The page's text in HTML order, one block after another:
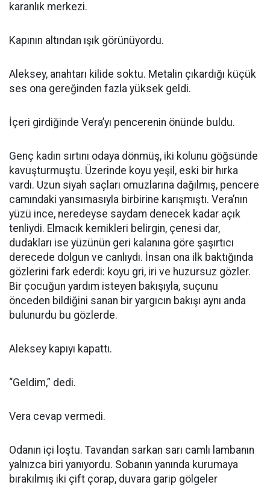
karanlık merkezi.
Kapının altından ışık görünüyordu.
Aleksey, anahtarı kilide soktu. Metalin çıkardığı küçük
ses ona gereğinden fazla yüksek geldi.
İçeri girdiğinde Vera’yı pencerenin önünde buldu.
Genç kadın sırtını odaya dönmüş, iki kolunu göğsünde
kavuşturmuştu. Üzerinde koyu yeşil, eski bir hırka
vardı. Uzun siyah saçları omuzlarına dağılmış, pencere
camındaki yansımasıyla birbirine karışmıştı. Vera’nın
yüzü ince, neredeyse saydam denecek kadar açık
tenliydi. Elmacık kemikleri belirgin, çenesi dar,
dudakları ise yüzünün geri kalanına göre şaşırtıcı
derecede dolgun ve canlıydı. İnsan ona ilk baktığında
gözlerini fark ederdi: koyu gri, iri ve huzursuz gözler.
Bir çocuğun yardım isteyen bakışıyla, suçunu
önceden bildiğini sanan bir yargıcın bakışı aynı anda
bulunurdu bu gözlerde.
Aleksey kapıyı kapattı.
“Geldim,” dedi.
Vera cevap vermedi.
Odanın içi loştu. Tavandan sarkan sarı camlı lambanın
yalnızca biri yanıyordu. Sobanın yanında kurumaya
bırakılmış iki çift çorap, duvara garip gölgeler